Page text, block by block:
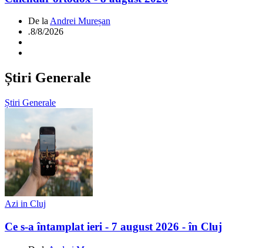
De la Andrei Mureșan
.8/8/2026
Știri Generale
Știri Generale
Azi in Cluj
Ce s-a întamplat ieri - 7 august 2026 - în Cluj